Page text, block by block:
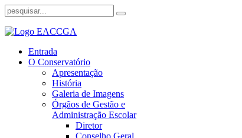
Entrada
O Conservatório
Apresentação
História
Galeria de Imagens
Órgãos de Gestão e
Administração Escolar
Diretor
Conselho Geral